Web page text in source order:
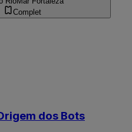
Complet
dos Bots